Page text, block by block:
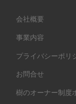
会社概要
事業内容
プライバシーポリ
お問合せ
樹のオーナー制度